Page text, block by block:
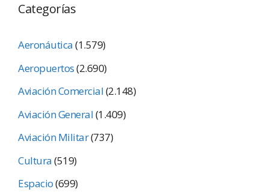
Categorías
Aeronáutica(1.579)
Aeropuertos(2.690)
Aviación Comercial(2.148)
Aviación General(1.409)
Aviación Militar(737)
Cultura(519)
Espacio(699)